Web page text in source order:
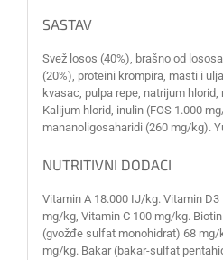
SASTAV
Svež losos (40%), brašno od
(20%), proteini krompira, masti i
kvasac, pulpa repe, natrijum
Kalijum hlorid, inulin (FOS 1.000
mananoligosaharidi (260 mg/kg).
NUTRITIVNI DODACI
Vitamin A 18.000 IJ/kg. Vitamin
mg/kg, Vitamin C 100 mg/kg.
(gvožđe sulfat monohidrat) 68
mg/kg. Bakar (bakar-sulfat